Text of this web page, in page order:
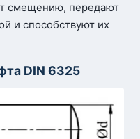
смещению, передают
и способствуют их
DIN 6325